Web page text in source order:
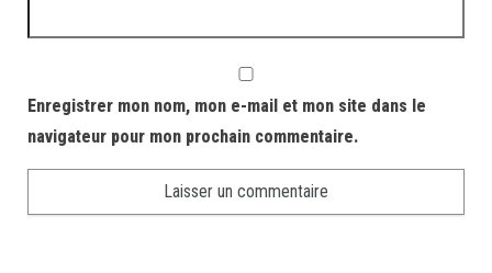
Enregistrer mon nom, mon e-mail et mon site dans le
navigateur pour mon prochain commentaire.